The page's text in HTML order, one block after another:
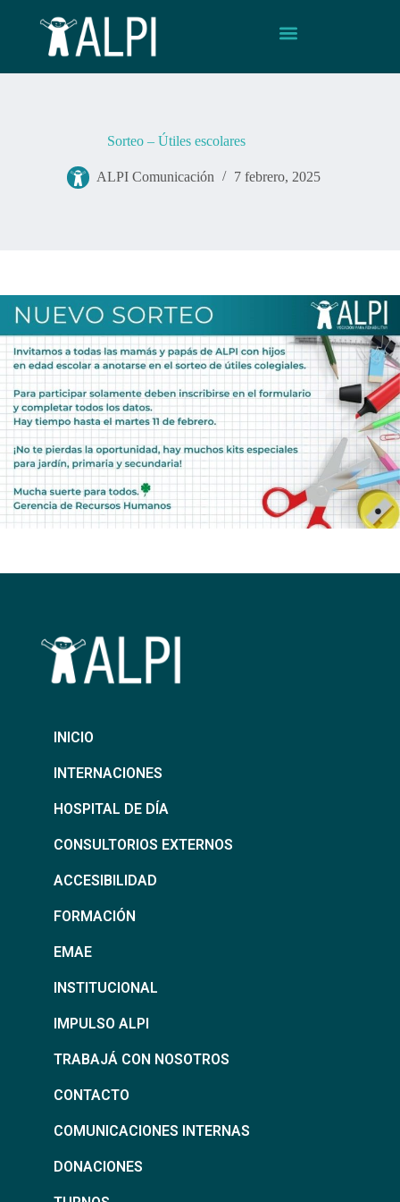
Sorteo – Útiles escolares
ALPI Comunicación 7 febrero, 2025
INICIO
INTERNACIONES
HOSPITAL DE DÍA
CONSULTORIOS EXTERNOS
ACCESIBILIDAD
FORMACIÓN
EMAE
INSTITUCIONAL
IMPULSO ALPI
TRABAJÁ CON NOSOTROS
CONTACTO
COMUNICACIONES INTERNAS
DONACIONES